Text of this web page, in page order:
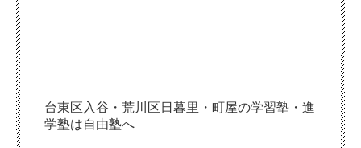
台東区入谷・荒川区日暮里・町屋の学習塾・進
学塾は自由塾へ